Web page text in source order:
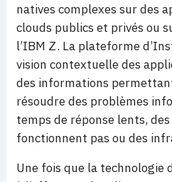
natives complexes sur des
clouds publics et privés ou
l’IBM Z. La plateforme
vision contextuelle des
des informations
résoudre des problèmes
temps de réponse lents,
fonctionnent pas ou des
Une fois que la technologie